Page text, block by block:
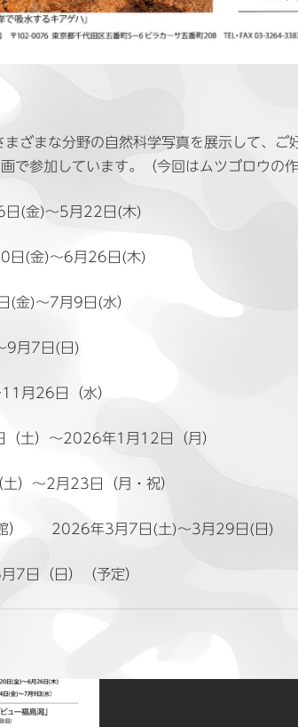
ざまな分野の自然科学写真を展示して、ご
で参加しています。（今回はムツゴロウの
(金)〜5月22日(木)
(金)〜6月26日(木)
)～7月9日(水）
月7日(日)
26日（水）
）～2026年1月12日（月）
～2月23日（月・祝）
） 2026年3月7日(土)～3月29日(日)
（日）（予定）